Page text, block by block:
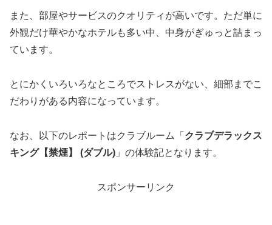
また、部屋やサービスのクオリティが高いです。ただ単に
外観だけ華やかなホテルも多い中、中身がぎゅっと詰まっ
ています。
とにかくいろいろなところでストレスがない、細部までこ
だわりがある内容になっています。
なお、以下のレポートはクラブルーム「 クラブデラックス
キング【禁煙】 (ダブル) 」の体験記となります。
スポンサーリンク